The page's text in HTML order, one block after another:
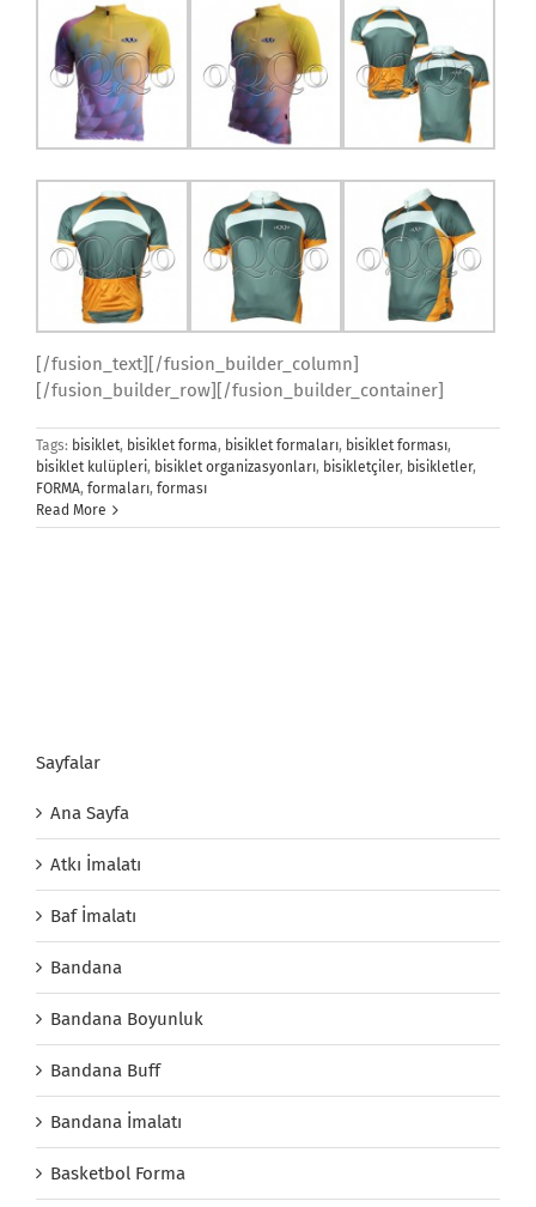
[/fusion_text][/fusion_builder_column]
[/fusion_builder_row][/fusion_builder_container]
Tags: bisiklet, bisiklet forma, bisiklet formaları, bisiklet forması,
bisiklet kulüpleri, bisiklet organizasyonları, bisikletçiler, bisikletler,
FORMA, formaları, forması
Read More
Sayfalar
Ana Sayfa
Atkı İmalatı
Baf İmalatı
Bandana
Bandana Boyunluk
Bandana Buff
Bandana İmalatı
Basketbol Forma